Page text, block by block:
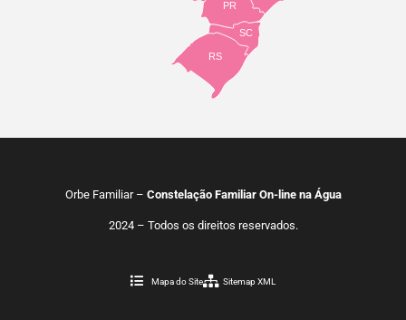
PR
SC
RS
Orbe Familiar – Constelação Familiar On-line na Água
2024 – Todos os direitos reservados.
Mapa do Site Sitemap XML